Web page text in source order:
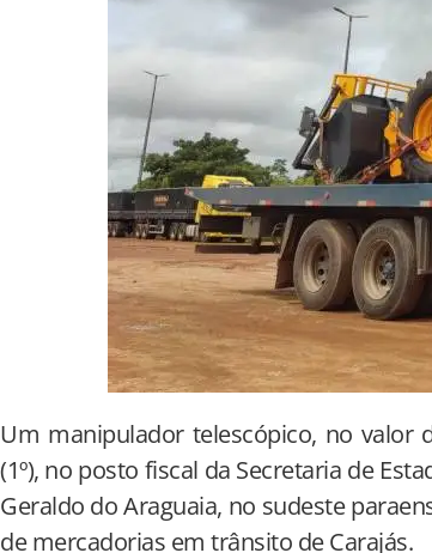
Um manipulador telescópico, no valor
(1º), no posto fiscal da Secretaria de
Geraldo do Araguaia, no sudeste
de mercadorias em trânsito de Carajás.